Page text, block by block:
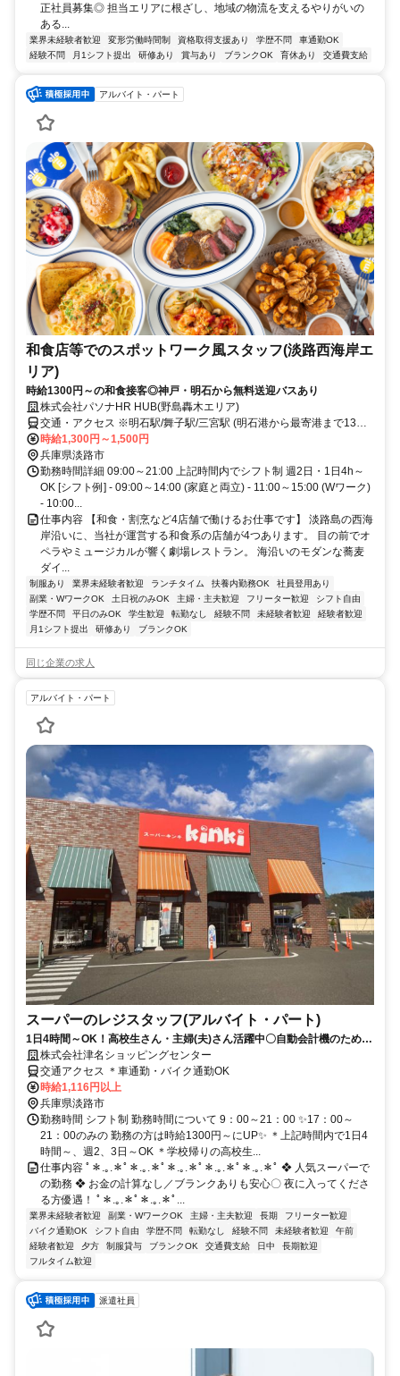
正社員募集◎ 担当エリアに根ざし、地域の物流を支えるやりがいの
ある...
業界未経験者歓迎 変形労働時間制 資格取得支援あり 学歴不問
車通勤OK
経験不問
月1シフト提出 研修あり 賞与あり ブランクOK 育休あり 交通費支給
アルバイト・パート
和食店等でのスポットワーク風スタッフ(淡路西海岸エ
リア)
時給1300円～の和食接客◎神戸・明石から無料送迎バスあり
株式会社パソナHR HUB(野島轟木エリア)
交通・アクセス ※明石駅/舞子駅/三宮駅 (明石港から最寄港まで13分/
高速舞子から15分/三宮から45分)
時給1,300円～1,500円
兵庫県淡路市
勤務時間詳細 09:00～21:00 上記時間内でシフト制 週2日・1日4h～
OK [シフト例] - 09:00～14:00 (家庭と両立) - 11:00～15:00 (Wワーク)
- 10:00...
仕事内容 【和食・割烹など4店舗で働けるお仕事です】 淡路島の西海
岸沿いに、当社が運営する和食系の店舗が4つあります。 目の前でオ
ペラやミュージカルが響く劇場レストラン。 海沿いのモダンな蕎麦
ダイ...
制服あり 業界未経験者歓迎 ランチタイム 扶養内勤務OK
社員登用あり
副業・WワークOK
土日祝のみOK 主婦・主夫歓迎 フリーター歓迎
シフト自由
学歴不問
平日のみOK 学生歓迎 転勤なし 経験不問 未経験者歓迎
経験者歓迎
月1シフト提出
研修あり ブランクOK
同じ企業の求人
アルバイト・パート
スーパーのレジスタッフ(アルバイト・パート)
1日4時間～OK！高校生さん・主婦(夫)さん活躍中〇自動会計機のためお
金の計算なし！
株式会社津名ショッピングセンター
交通アクセス ＊車通勤・バイク通勤OK
時給1,116円以上
兵庫県淡路市
勤務時間 シフト制 勤務時間について 9：00～21：00 ✨17：00～
21：00のみの 勤務の方は時給1300円～にUP✨ ＊上記時間内で1日4
時間～、週2、3日～OK ＊学校帰りの高校生...
仕事内容 ﾟ＊.｡.＊ﾟ＊.｡.＊ﾟ＊.｡.＊ﾟ＊.｡.＊ﾟ＊.｡.＊ﾟ ❖ 人気スーパーで
の勤務 ❖ お金の計算なし／ブランクありも安心〇 夜に入ってくださ
る方優遇！ ﾟ＊.｡.＊ﾟ＊.｡.＊ﾟ...
業界未経験者歓迎 副業・WワークOK 主婦・主夫歓迎 長期
フリーター歓迎
バイク通勤OK
シフト自由 学歴不問 転勤なし 経験不問 未経験者歓迎
午前
経験者歓迎
夕方 制服貸与 ブランクOK 交通費支給 日中
長期歓迎
フルタイム歓迎
派遣社員